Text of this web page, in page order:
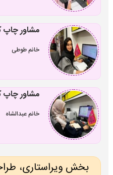
مشاور چاپ
خانم طوطی
مشاور چاپ
خانم عبدالشاه
بخش ویراستاری،